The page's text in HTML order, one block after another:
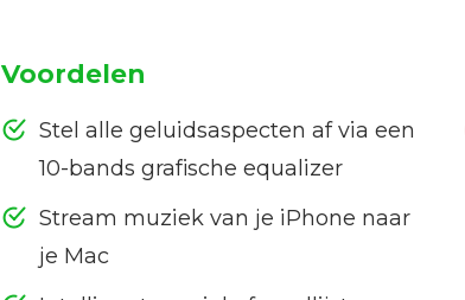
Voordelen
Stel alle geluidsaspecten af via een
10-bands grafische equalizer
Stream muziek van je iPhone naar
je Mac